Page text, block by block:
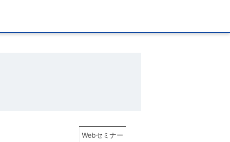
Webセミナー